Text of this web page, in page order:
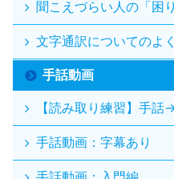
聞こえづらい人の「困
文字通訳についてのよ
手話動画
【読み取り練習】手
手話動画：字幕あり